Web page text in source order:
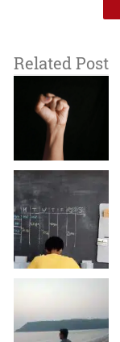
Related Post